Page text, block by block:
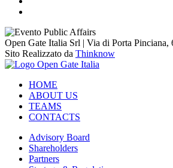
Open Gate Italia Srl | Via di Porta
Sito Realizzato da Thinknow
HOME
ABOUT US
TEAMS
CONTACTS
Advisory Board
Shareholders
Partners